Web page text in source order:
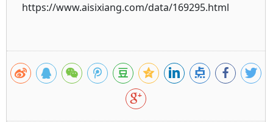
https://www.aisixiang.com/data/169295.html